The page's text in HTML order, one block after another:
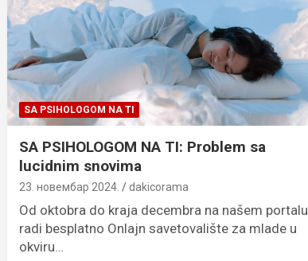
SA PSIHOLOGOM NA TI
SA PSIHOLOGOM NA TI: Problem sa
lucidnim snovima
23. новембар 2024. dakicorama
Od oktobra do kraja decembra na našem portalu
radi besplatno Onlajn savetovalište za mlade u
okviru…